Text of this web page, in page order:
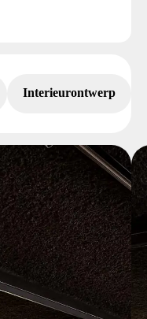
Interieurontwerp